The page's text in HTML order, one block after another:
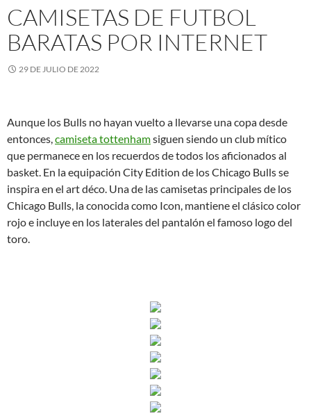
CAMISETAS DE FUTBOL
BARATAS POR INTERNET
29 DE JULIO DE 2022
Aunque los Bulls no hayan vuelto a llevarse una copa desde
entonces,camiseta tottenhamsiguen siendo un club mítico
que permanece en los recuerdos de todos los aficionados al
basket. En la equipación City Edition de los Chicago Bulls se
inspira en el art déco. Una de las camisetas principales de los
Chicago Bulls, la conocida como Icon, mantiene el clásico color
rojo e incluye en los laterales del pantalón el famoso logo del
toro.